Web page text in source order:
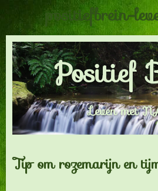
direct
naar
de
hoofdinhoud
positiefbrein-
Positief
Leven met
Tip om rozemarijn en